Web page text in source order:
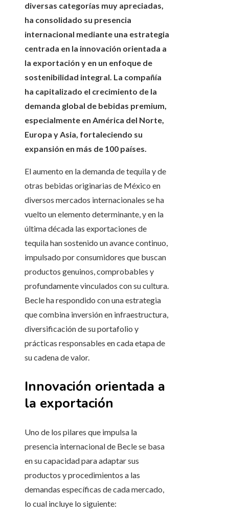
diversas categorías muy apreciadas,
ha consolidado su presencia
internacional mediante una estrategia
centrada en la innovación orientada a
la exportación y en un enfoque de
sostenibilidad integral. La compañía
ha capitalizado el crecimiento de la
demanda global de bebidas premium,
especialmente en América del Norte,
Europa y Asia, fortaleciendo su
expansión en más de 100 países.
El aumento en la demanda de tequila y de
otras bebidas originarias de México en
diversos mercados internacionales se ha
vuelto un elemento determinante, y en la
última década las exportaciones de
tequila han sostenido un avance continuo,
impulsado por consumidores que buscan
productos genuinos, comprobables y
profundamente vinculados con su cultura.
Becle ha respondido con una estrategia
que combina inversión en infraestructura,
diversificación de su portafolio y
prácticas responsables en cada etapa de
su cadena de valor.
Innovación orientada a
la exportación
Uno de los pilares que impulsa la
presencia internacional de Becle se basa
en su capacidad para adaptar sus
productos y procedimientos a las
demandas específicas de cada mercado,
lo cual incluye lo siguiente: